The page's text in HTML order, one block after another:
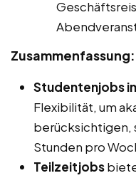
Zusammenfassung:
Studentenjobs
Flexibilität, um
berücksichtigen,
Stunden pro
Teilzeitjobs